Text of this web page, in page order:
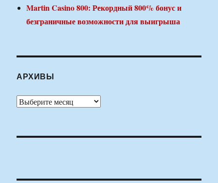
Martin Casino 800: Рекордный 800% бонус и
безграничные возможности для выигрыша
АРХИВЫ
Архивы